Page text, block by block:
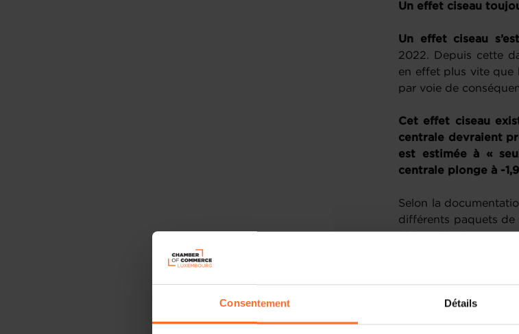
Consentement Détails
Un effet ciseau
Un effet ciseau
2022. Depuis cette
en effet plus vite que
par voie de
Cet effet ciseau
centrale devraient
est estimée à «
centrale plonge à -
Selon la
différents paquets de
qu’elles
progression
dépenses
notamment des
salariale de